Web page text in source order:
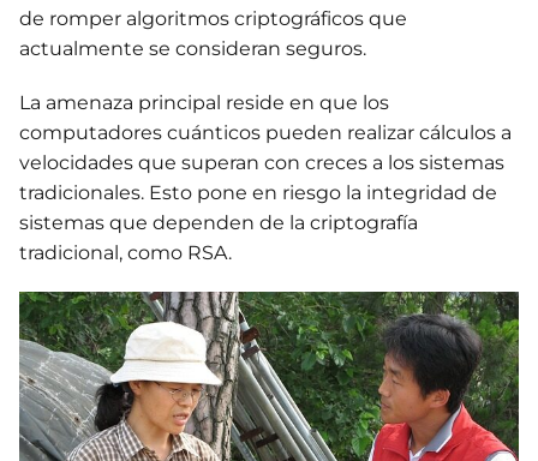
de romper algoritmos criptográficos que
actualmente se consideran seguros.
La amenaza principal reside en que los
computadores cuánticos pueden realizar cálculos a
velocidades que superan con creces a los sistemas
tradicionales. Esto pone en riesgo la integridad de
sistemas que dependen de la criptografía
tradicional, como RSA.